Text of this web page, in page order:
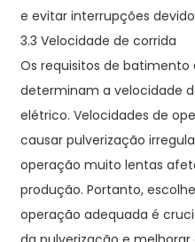
e evitar interrupções
3.3 Velocidade de corrida
Os requisitos de batimento
determinam a velocidade
elétrico. Velocidades de
causar pulverização
operação muito lentas
produção. Portanto,
operação adequada é